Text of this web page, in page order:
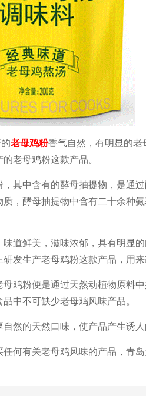
老母鸡粉香气自然，有明显的
老母鸡粉这款产品。
其中含有的酵母抽提物，是通
，酵母抽提物中含有二十余种
道鲜美，滋味浓郁，具有明显
发生产老母鸡粉这款产品，用来
鸡粉便是通过天然动植物原料
中不可缺少老母鸡风味产品。
然的天然口味，使产品产生诱人
何有关老母鸡风味的产品，青